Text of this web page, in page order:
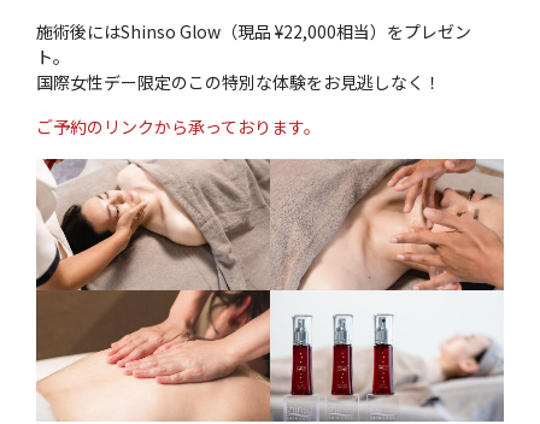
施術後にはShinso Glow（現品 ¥22,000相当）をプレゼン
ト。
国際女性デー限定のこの特別な体験をお見逃しなく！
ご予約のリンクから承っております。